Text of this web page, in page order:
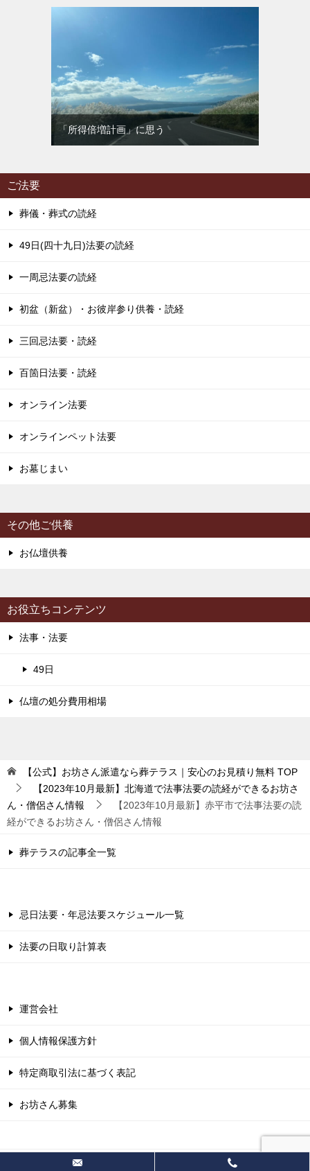
「所得倍増計画」に思う
ご法要
葬儀・葬式の読経
49日(四十九日)法要の読経
一周忌法要の読経
初盆（新盆）・お彼岸参り供養・読経
三回忌法要・読経
百箇日法要・読経
オンライン法要
オンラインペット法要
お墓じまい
その他ご供養
お仏壇供養
お役立ちコンテンツ
法事・法要
49日
仏壇の処分費用相場
【公式】お坊さん派遣なら葬テラス｜安心のお見積り無料 TOP
【2023年10月最新】北海道で法事法要の読経ができるお坊さ
ん・僧侶さん情報
【2023年10月最新】赤平市で法事法要の読
経ができるお坊さん・僧侶さん情報
葬テラスの記事全一覧
忌日法要・年忌法要スケジュール一覧
法要の日取り計算表
運営会社
個人情報保護方針
特定商取引法に基づく表記
お坊さん募集
© 2026 【公式】お坊さん派遣なら葬テラス｜安心のお見積り無料